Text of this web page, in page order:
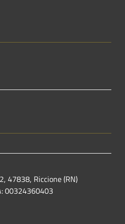
47838, Riccione (RN)
00324360403